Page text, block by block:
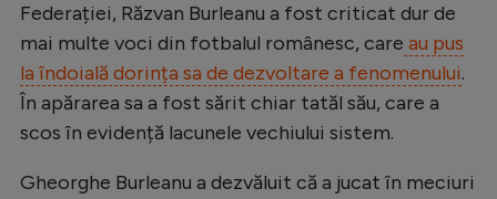
Federației, Răzvan Burleanu a fost criticat dur de
mai multe voci din fotbalul românesc, care au pus
la îndoială dorința sa de dezvoltare a fenomenului.
În apărarea sa a fost sărit chiar tatăl său, care a
scos în evidență lacunele vechiului sistem.
Gheorghe Burleanu a dezvăluit că a jucat în meciuri